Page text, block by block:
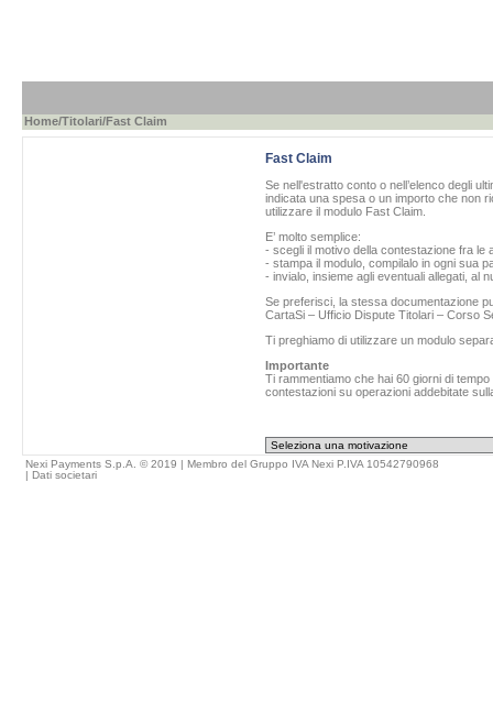
Home/Titolari/Fast Claim
Fast Claim
Se nell'estratto conto o nell’elenco degli
indicata una spesa o un importo che non
utilizzare il modulo Fast Claim.
E’ molto semplice:
- scegli il motivo della contestazione fra le
- stampa il modulo, compilalo in ogni sua
- invialo, insieme agli eventuali allegati, al
Se preferisci, la stessa documentazione
CartaSi – Ufficio Dispute Titolari – Corso
Ti preghiamo di utilizzare un modulo
Importante
Ti rammentiamo che hai 60 giorni di
contestazioni su operazioni addebitate
Nexi Payments S.p.A. © 2019 | Membro del Gruppo IVA Nexi P.IVA 10542790968
| Dati societari